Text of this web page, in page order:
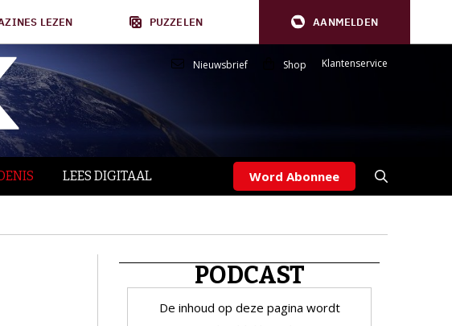
LEZEN PUZZELEN AANMELDEN
Nieuwsbrief Shop Klantenservice
LEES DIGITAAL Word Abonnee
PODCAST
De inhoud op deze pagina wordt